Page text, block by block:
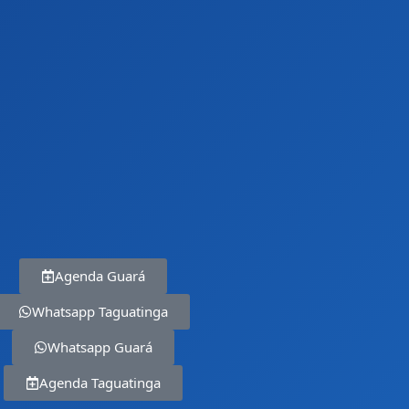
Agenda Guará
Whatsapp Taguatinga
Whatsapp Guará
Agenda Taguatinga